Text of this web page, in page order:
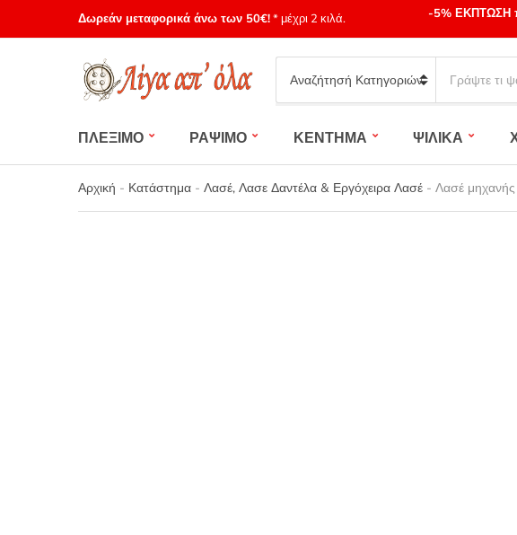
Δωρεάν μεταφορικά άνω των 50€!* μέχρι 2 κιλά. -5% ΕΚΠΤΩΣΗ
Category
name
a
c
h
p
ΠΛΕΞΙΜΟ ΡΑΨΙΜΟ ΚΕΝΤΗΜΑ ΨΙΛΙΚΑ
Αρχική - Κατάστημα - Λασέ, Λασε Δαντέλα & Εργόχειρα Λασέ - Λασέ